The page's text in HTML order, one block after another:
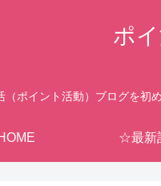
ポ
（ポイント活動）ブログを初
☆最新